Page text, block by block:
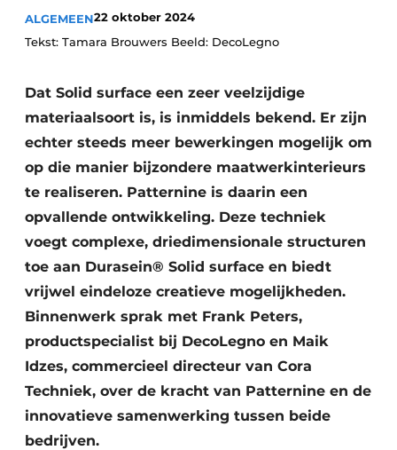
Vacature aanmelden
Vacatures
ALGEMEEN22 oktober 2024
Tekst: Tamara Brouwers Beeld: DecoLegno
Dat Solid surface een zeer veelzijdige
materiaalsoort is, is inmiddels bekend. Er zijn
echter steeds meer bewerkingen mogelijk om
op die manier bijzondere maatwerkinterieurs
te realiseren. Patternine is daarin een
opvallende ontwikkeling. Deze techniek
voegt complexe, driedimensionale structuren
toe aan Durasein® Solid surface en biedt
vrijwel eindeloze creatieve mogelijkheden.
Binnenwerk sprak met Frank Peters,
productspecialist bij DecoLegno en Maik
Idzes, commercieel directeur van Cora
Techniek, over de kracht van Patternine en de
innovatieve samenwerking tussen beide
bedrijven.